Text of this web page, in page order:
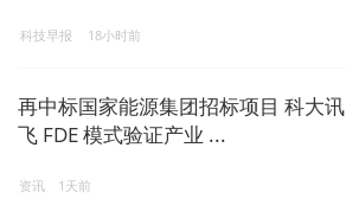
科技早报 18小时前
再中标国家能源集团招标项目 科大讯
飞 FDE 模式验证产业 ...
资讯 1天前